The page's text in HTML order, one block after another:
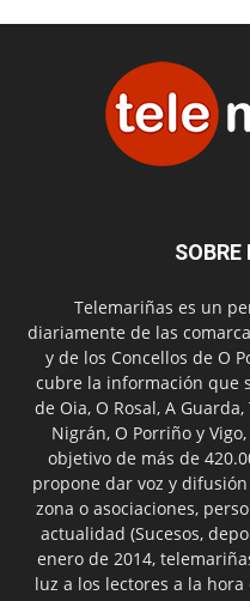
SOBRE
Telemariñas es un
diariamente de las
y de los Concellos de O
cubre la información que
de Oia, O Rosal, A
Nigrán, O Porriño y
objetivo de más de
propone dar voz y
zona o asociaciones,
actualidad (Sucesos,
enero de 2014,
luz a los lectores a la